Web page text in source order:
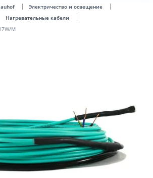
Электричество и освещение
Нагревательные кабели
M